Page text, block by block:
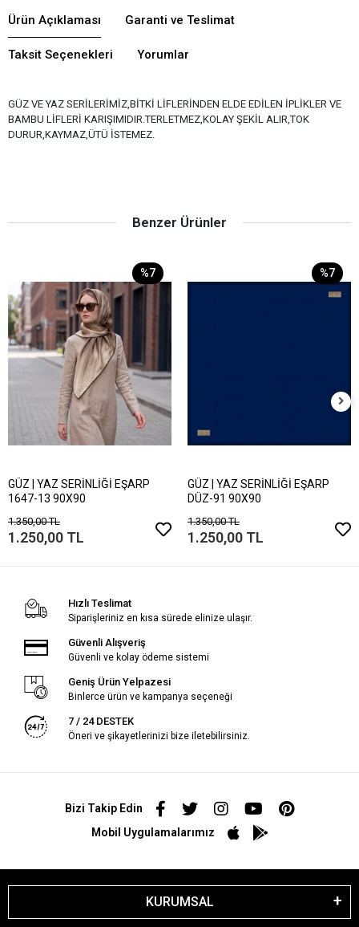
Ürün Açıklaması Garanti ve Teslimat
Taksit Seçenekleri Yorumlar
GÜZ VE YAZ SERİLERİMİZ,BİTKİ LİFLERİNDEN ELDE EDİLEN İPLİKLER VE
BAMBU LİFLERİ KARIŞIMIDIR.TERLETMEZ,KOLAY ŞEKİL ALIR,TOK
DURUR,KAYMAZ,ÜTÜ İSTEMEZ.
Benzer Ürünler
%7
GÜZ | YAZ SERİNLİĞİ EŞARP
1647-13 90X90
1.350,00 TL
1.250,00 TL
%7
GÜZ | YAZ SERİNLİĞİ EŞARP
DÜZ-91 90X90
1.350,00 TL
1.250,00 TL
Hızlı Teslimat
Siparişleriniz en kısa sürede elinize ulaşır.
Güvenli Alışveriş
Güvenli ve kolay ödeme sistemi
Geniş Ürün Yelpazesi
Binlerce ürün ve kampanya seçeneği
7 / 24 DESTEK
Öneri ve şikayetlerinizi bize iletebilirsiniz.
Bizi Takip Edin
Mobil Uygulamalarımız
KURUMSAL